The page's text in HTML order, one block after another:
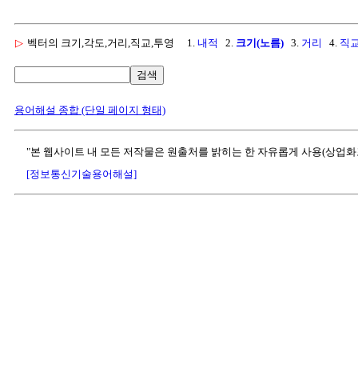
▷ 벡터의 크기,각도,거리,직교,투영 1. 내적 2. 크기(노름) 3. 거리 4. 직
검색
용어해설 종합 (단일 페이지 형태)
"본 웹사이트 내 모든 저작물은 원출처를 밝히는 한 자유롭게 사용(상업
[정보통신기술용어해설]